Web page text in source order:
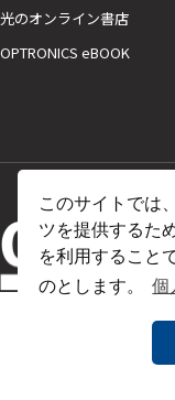
このサイトでは
ツを提供するた
を利用すること
のとします。
個
光のオンライン書店
OPTRONICS eBOOK